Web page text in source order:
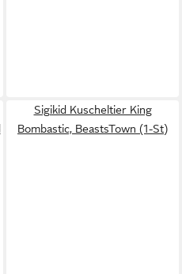
Sigikid Kuscheltier King
Bombastic, BeastsTown (1-St)